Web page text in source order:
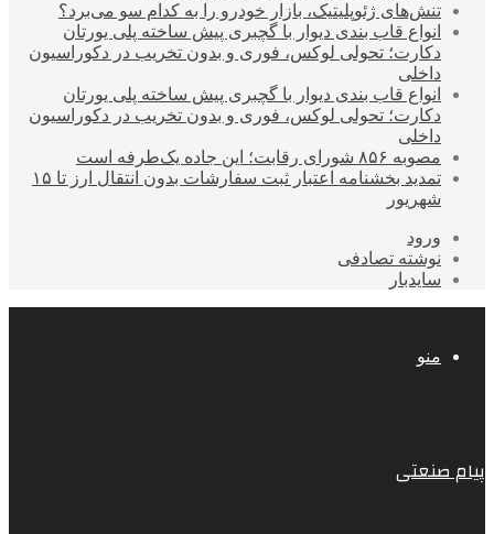
تنش‌های ژئوپلیتیک، بازار خودرو را به کدام سو می‌برد؟
انواع قاب بندی دیوار با گچبری پیش ساخته پلی یورتان
دکارت؛ تحولی لوکس، فوری و بدون تخریب در دکوراسیون
داخلی
انواع قاب بندی دیوار با گچبری پیش ساخته پلی یورتان
دکارت؛ تحولی لوکس، فوری و بدون تخریب در دکوراسیون
داخلی
مصوبه ۸۵۶ شورای رقابت؛ این جاده یک‌طرفه است
تمدید بخشنامه اعتبار ثبت سفارشات بدون انتقال ارز تا ۱۵
شهریور
ورود
نوشته تصادفی
سایدبار
منو
پیام صنعتی